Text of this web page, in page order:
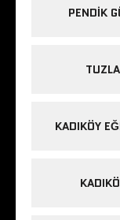
PENDIK
KADIKÖY